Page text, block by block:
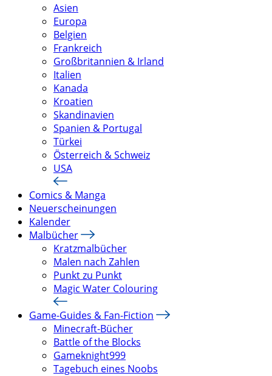
Asien
Europa
Belgien
Frankreich
Großbritannien & Irland
Italien
Kanada
Kroatien
Skandinavien
Spanien & Portugal
Türkei
Österreich & Schweiz
USA
Comics & Manga
Neuerscheinungen
Kalender
Malbücher
Kratzmalbücher
Malen nach Zahlen
Punkt zu Punkt
Magic Water Colouring
Game-Guides & Fan-Fiction
Minecraft-Bücher
Battle of the Blocks
Gameknight999
Tagebuch eines Noobs